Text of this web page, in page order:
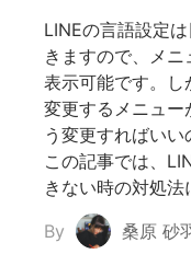
LINEの言語設定
きますので、メ
表示可能です。し
変更するメニュ
う変更すればい
この記事では、
きない時の対処法
By
桑原 砂